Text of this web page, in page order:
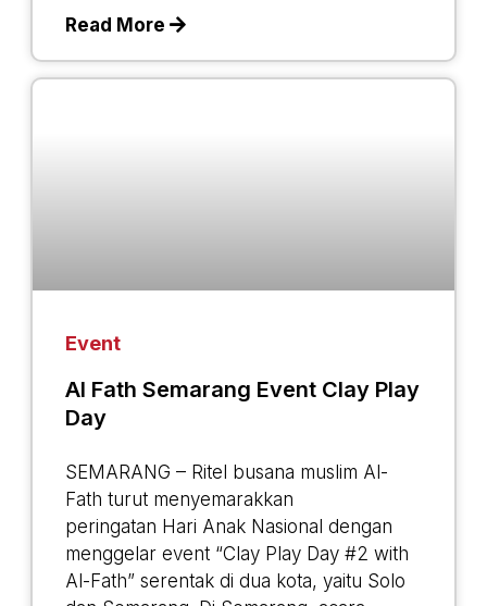
Read More
Event
Al Fath Semarang Event Clay Play
Day
SEMARANG – Ritel busana muslim Al-
Fath turut menyemarakkan
peringatan Hari Anak Nasional dengan
menggelar event “Clay Play Day #2 with
Al-Fath” serentak di dua kota, yaitu Solo